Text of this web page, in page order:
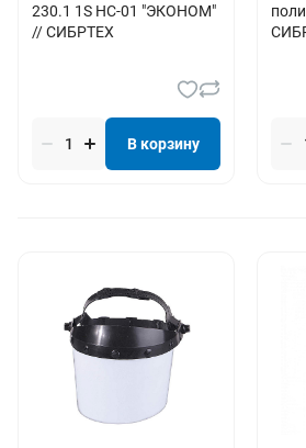
230.1 1S НС-01 "ЭКОНОМ"
// СИБРТЕХ
В корзину